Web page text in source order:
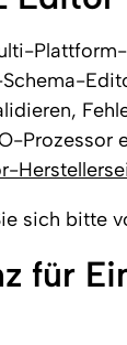
Prozessor
sich bitte
für